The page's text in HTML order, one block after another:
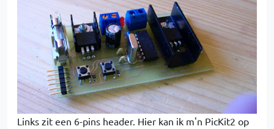
Links zit een 6-pins header. Hier kan ik m'n PicKit2 op